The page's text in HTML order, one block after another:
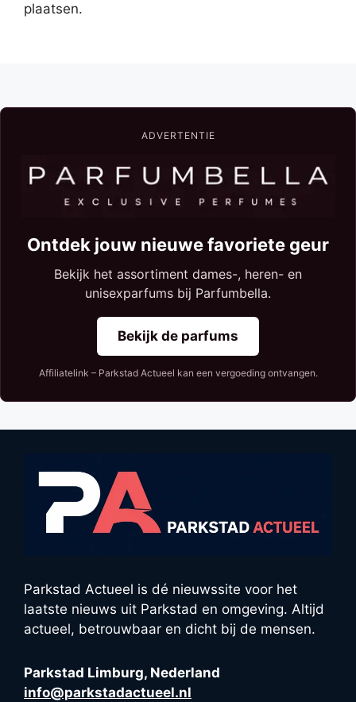
plaatsen.
ADVERTENTIE
Ontdek jouw nieuwe favoriete geur
Bekijk het assortiment dames-, heren- en
unisexparfums bij Parfumbella.
Bekijk de parfums
Affiliatelink – Parkstad Actueel kan een vergoeding ontvangen.
Parkstad Actueel is dé nieuwssite voor het
laatste nieuws uit Parkstad en omgeving. Altijd
actueel, betrouwbaar en dicht bij de mensen.
Parkstad Limburg, Nederland
info@parkstadactueel.nl